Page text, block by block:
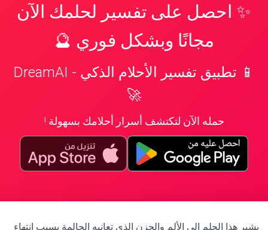
✨ احصل على تفسير لحلمك الآن
مجانًا وبشكل فوري 🔮
📱 تطبيق تفسير الأحلام الذكي - DreamAI
🚀
حمله الآن لتكتشف أسرار أحلامك بسهولة !
يشير هذا الحلم إلى الألم والحزن الذي تعانيه الحالمة بسبب انتهاء